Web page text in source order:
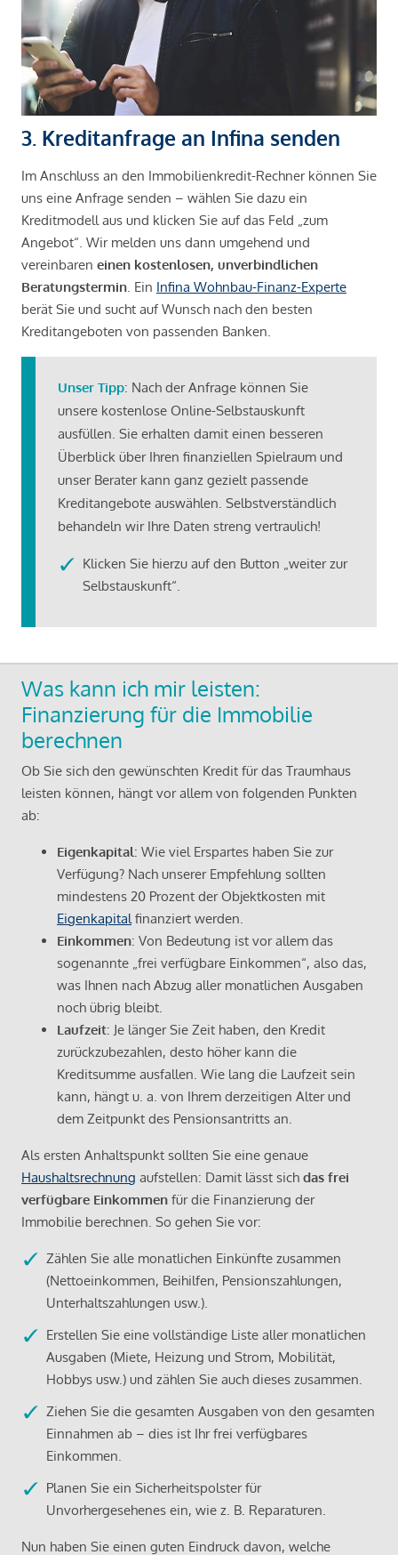
3. Kreditanfrage an Infina senden
Im Anschluss an den Immobilienkredit-Rechner können Sie
uns eine Anfrage senden – wählen Sie dazu ein
Kreditmodell aus und klicken Sie auf das Feld „zum
Angebot“. Wir melden uns dann umgehend und
vereinbaren einen kostenlosen, unverbindlichen
Beratungstermin . Ein Infina Wohnbau-Finanz-Experte
berät Sie und sucht auf Wunsch nach den besten
Kreditangeboten von passenden Banken.
Unser Tipp: Nach der Anfrage können Sie
unsere kostenlose Online-Selbstauskunft
ausfüllen. Sie erhalten damit einen besseren
Überblick über Ihren finanziellen Spielraum und
unser Berater kann ganz gezielt passende
Kreditangebote auswählen. Selbstverständlich
behandeln wir Ihre Daten streng vertraulich!
Klicken Sie hierzu auf den Button „weiter zur
Selbstauskunft“.
Was kann ich mir leisten:
Finanzierung für die Immobilie
berechnen
Ob Sie sich den gewünschten Kredit für das Traumhaus
leisten können, hängt vor allem von folgenden Punkten
ab:
Eigenkapital: Wie viel Erspartes haben Sie zur
Verfügung? Nach unserer Empfehlung sollten
mindestens 20 Prozent der Objektkosten mit
Eigenkapital finanziert werden.
Einkommen: Von Bedeutung ist vor allem das
sogenannte „frei verfügbare Einkommen“, also das,
was Ihnen nach Abzug aller monatlichen Ausgaben
noch übrig bleibt.
Laufzeit: Je länger Sie Zeit haben, den Kredit
zurückzubezahlen, desto höher kann die
Kreditsumme ausfallen. Wie lang die Laufzeit sein
kann, hängt u. a. von Ihrem derzeitigen Alter und
dem Zeitpunkt des Pensionsantritts an.
Als ersten Anhaltspunkt sollten Sie eine genaue
Haushaltsrechnung aufstellen: Damit lässt sich das frei
verfügbare Einkommen für die Finanzierung der
Immobilie berechnen. So gehen Sie vor:
Zählen Sie alle monatlichen Einkünfte zusammen
(Nettoeinkommen, Beihilfen, Pensionszahlungen,
Unterhaltszahlungen usw.).
Erstellen Sie eine vollständige Liste aller monatlichen
Ausgaben (Miete, Heizung und Strom, Mobilität,
Hobbys usw.) und zählen Sie auch dieses zusammen.
Ziehen Sie die gesamten Ausgaben von den gesamten
Einnahmen ab – dies ist Ihr frei verfügbares
Einkommen.
Planen Sie ein Sicherheitspolster für
Unvorhergesehenes ein, wie z. B. Reparaturen.
Nun haben Sie einen guten Eindruck davon, welche